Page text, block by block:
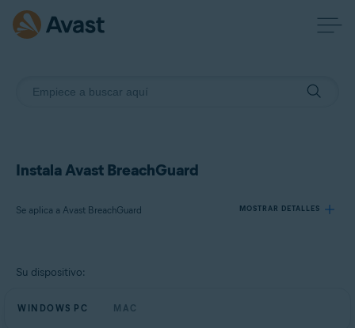
Instala Avast BreachGuard
Se aplica a Avast BreachGuard MOSTRAR DETALLES
Productos:
Su dispositivo:
WINDOWS PC MAC